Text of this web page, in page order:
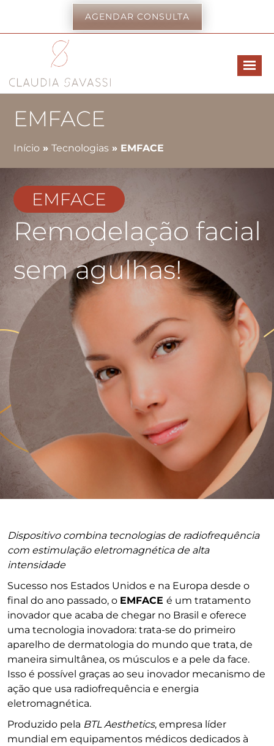
AGENDAR CONSULTA
EMFACE
Início » Tecnologias » EMFACE
EMFACE
Remodelação facial
sem agulhas!
Dispositivo combina tecnologias de radiofrequência
com estimulação eletromagnética de alta
intensidade
Sucesso nos Estados Unidos e na Europa desde o
final do ano passado, o EMFACE é um tratamento
inovador que acaba de chegar no Brasil e oferece
uma tecnologia inovadora: trata-se do primeiro
aparelho de dermatologia do mundo que trata, de
maneira simultânea, os músculos e a pele da face.
Isso é possível graças ao seu inovador mecanismo de
ação que usa radiofrequência e energia
eletromagnética.
Produzido pela BTL Aesthetics, empresa líder
mundial em equipamentos médicos dedicados à